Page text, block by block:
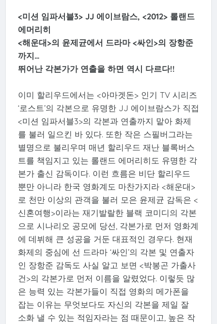
<미션 임파서블3> JJ 에이브람스, <2012> 롤랜드
에머리히
<해운대>의 윤제균에서 드라마 <싸인>의 장항준
까지…
뛰어난 각본가가 연출을 하면 역시 다르다!!
이미 할리우드에서는 <아마겟돈> 인기 TV 시리즈
‘로스트’의 각본으로 유명한 JJ 에이브람스가 직접
<미션 임파서블3>의 각본과 연출까지 맡아 화제
를 불러 일으킨 바 있다. 또한 작은 스필버그라는
별명으로 불리우며 매년 할리우드 재난 블록버스
트를 책임지고 있는 롤랜드 에머리히도 유명한 각
본가 출신 감독이다. 이런 흐름은 비단 할리우드
뿐만 아니라 한국 영화계도 마찬가지라 <해운대>
로 천만 이상의 관객을 불러 모은 윤제균 감독은 <
신혼여행>이라는 재기발랄한 블랙 코미디의 각본
으로 시나리오 공모에 당선, 각본가로 먼저 영화계
에 데뷔해 큰 성공을 거둔 대표적인 경우다. 현재
화제의 중심에 선 드라마 ‘싸인’의 각본 및 연출자
인 장항준 감독도 사실 알고 보면 <박봉곤 가출사
건>의 각본가로 먼저 이름을 알렸었다. 이렇듯 많
은 능력 있는 각본가들이 직접 영화의 메가폰을
잡는 이유는 무엇보다도 자신의 각본을 제일 잘
소화 낼 수 있는 적임자라는 점 때문이고, 높은 작